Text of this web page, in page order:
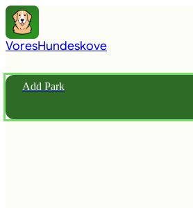
VoresHundeskove
Add Park